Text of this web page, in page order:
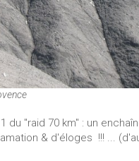
du "raid 70 km" : un
& d'éloges !!! ...